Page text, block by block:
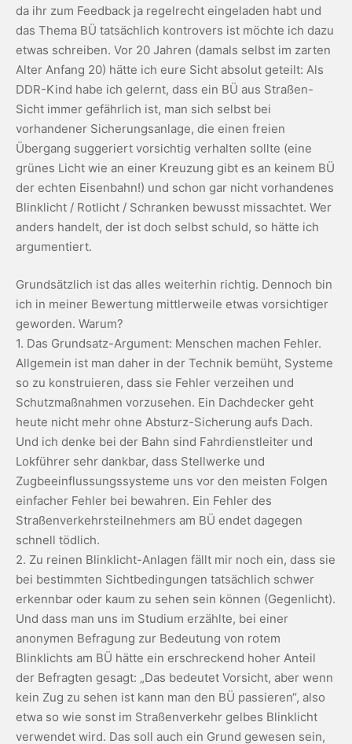
da ihr zum Feedback ja regelrecht eingeladen habt und
das Thema BÜ tatsächlich kontrovers ist möchte ich dazu
etwas schreiben. Vor 20 Jahren (damals selbst im zarten
Alter Anfang 20) hätte ich eure Sicht absolut geteilt: Als
DDR-Kind habe ich gelernt, dass ein BÜ aus Straßen-
Sicht immer gefährlich ist, man sich selbst bei
vorhandener Sicherungsanlage, die einen freien
Übergang suggeriert vorsichtig verhalten sollte (eine
grünes Licht wie an einer Kreuzung gibt es an keinem BÜ
der echten Eisenbahn!) und schon gar nicht vorhandenes
Blinklicht / Rotlicht / Schranken bewusst missachtet. Wer
anders handelt, der ist doch selbst schuld, so hätte ich
argumentiert.
Grundsätzlich ist das alles weiterhin richtig. Dennoch bin
ich in meiner Bewertung mittlerweile etwas vorsichtiger
geworden. Warum?
1. Das Grundsatz-Argument: Menschen machen Fehler.
Allgemein ist man daher in der Technik bemüht, Systeme
so zu konstruieren, dass sie Fehler verzeihen und
Schutzmaßnahmen vorzusehen. Ein Dachdecker geht
heute nicht mehr ohne Absturz-Sicherung aufs Dach.
Und ich denke bei der Bahn sind Fahrdienstleiter und
Lokführer sehr dankbar, dass Stellwerke und
Zugbeeinflussungssysteme uns vor den meisten Folgen
einfacher Fehler bei bewahren. Ein Fehler des
Straßenverkehrsteilnehmers am BÜ endet dagegen
schnell tödlich.
2. Zu reinen Blinklicht-Anlagen fällt mir noch ein, dass sie
bei bestimmten Sichtbedingungen tatsächlich schwer
erkennbar oder kaum zu sehen sein können (Gegenlicht).
Und dass man uns im Studium erzählte, bei einer
anonymen Befragung zur Bedeutung von rotem
Blinklichts am BÜ hätte ein erschreckend hoher Anteil
der Befragten gesagt: „Das bedeutet Vorsicht, aber wenn
kein Zug zu sehen ist kann man den BÜ passieren“, also
etwa so wie sonst im Straßenverkehr gelbes Blinklicht
verwendet wird. Das soll auch ein Grund gewesen sein,